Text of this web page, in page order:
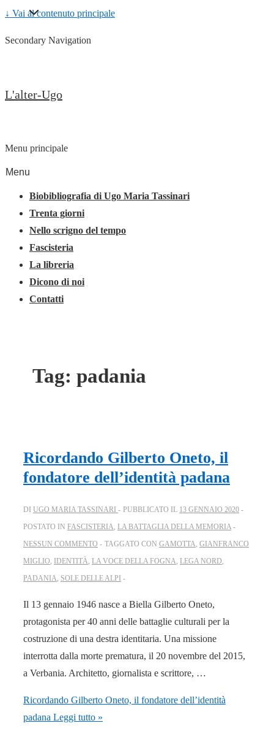
↓ Vai al contenuto principale
Secondary Navigation
L'alter-Ugo
Menu principale
Menu
Biobibliografia di Ugo Maria Tassinari
Trenta giorni
Nello scrigno del tempo
Fascisteria
La libreria
Dicono di noi
Contatti
Tag: padania
Ricordando Gilberto Oneto, il
fondatore dell’identità padana
DI UGO MARIA TASSINARI PUBBLICATO IL 13 GENNAIO 2020
POSTATO IN FASCISTERIA, LA BATTAGLIA DELLA MEMORIA
NESSUN COMMENTO
TAGGATO CON GAMOTTA, GIANFRANCO
MIGLIO, IDENTITÀ, LA VOCE DELLA FOGNA, LEGA NORD,
PADANIA, SOLE DELLE ALPI
Il 13 gennaio 1946 nasce a Biella Gilberto Oneto,
protagonista per 40 anni delle battaglie culturali per la
costruzione di una destra identitaria. Una missione
interrotta dalla morte prematura, il 20 novembre del 2015,
a Verbania. Architetto, giornalista e scrittore, …
Ricordando Gilberto Oneto, il fondatore dell’identità
padana Leggi tutto »